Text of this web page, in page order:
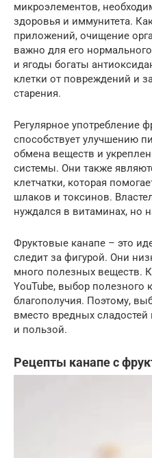
микроэлементов,
здоровья и иммунитета.
приложений, очищение
важно для его
и ягоды богаты
клетки от повреждений и
старения.
Регулярное употребление
способствует улучшению
обмена веществ и
системы. Они также
клетчатки, которая
шлаков и токсинов.
нуждался в витаминах, но
Фруктовые канапе – это
следит за фигурой. Они
много полезных веществ.
YouTube, выбор полезного
благополучия. Поэтому,
вместо вредных
и пользой.
Рецепты канапе с